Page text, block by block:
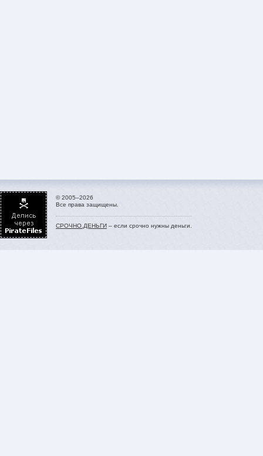
© 2005–2026
Все права защищены.
СРОЧНО.ДЕНЬГИ – если срочно нужны деньги.